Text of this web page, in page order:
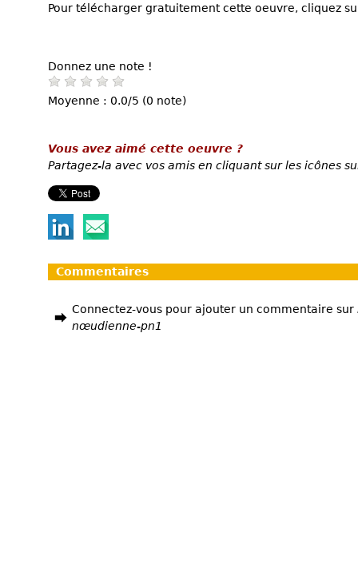
Pour télécharger gratuitement cette oeuvre, cliquez
Donnez une note !
Moyenne : 0.0/5 (0 note)
Vous avez aimé cette oeuvre ?
Partagez-la avec vos amis en cliquant sur les icônes
Commentaires
Connectez-vous pour ajouter un commentaire sur
nœudienne-pn1